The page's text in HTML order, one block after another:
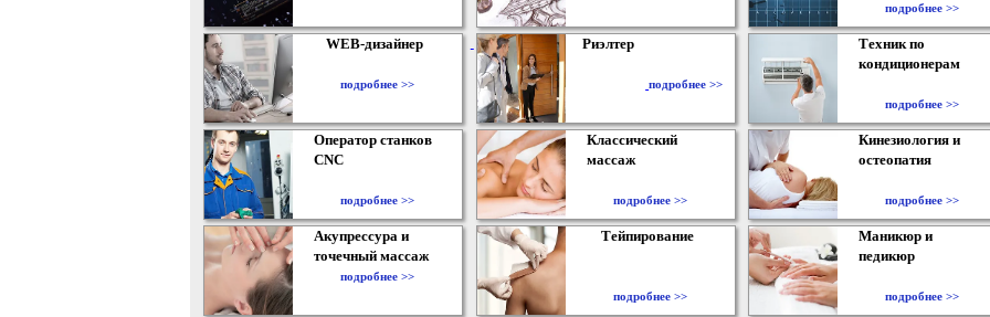
подробнее >>
WEB-дизайнер
подробнее >>
Риэлтер
подробнее >>
Техник по
кондиционерам
подробнее >>
Оператор станков
CNC
подробнее >>
Классический
массаж
подробнее >>
Кинезиология и
остеопатия
подробнее >>
Акупрессура и
точечный массаж
подробнее >>
Тейпирование
подробнее >>
Маникюр и
педикюр
подробнее >>